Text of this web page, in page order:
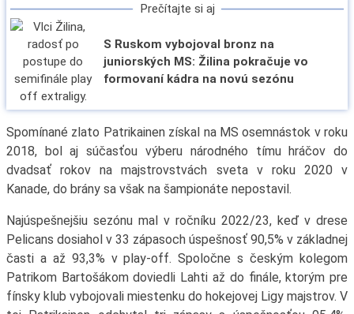
Prečítajte si aj
S Ruskom vybojoval bronz na
juniorských MS: Žilina pokračuje vo
formovaní kádra na novú sezónu
Spomínané zlato Patrikainen získal na MS osemnástok v roku
2018, bol aj súčasťou výberu národného tímu hráčov do
dvadsať rokov na majstrovstvách sveta v roku 2020 v
Kanade, do brány sa však na šampionáte nepostavil.
Najúspešnejšiu sezónu mal v ročníku 2022/23, keď v drese
Pelicans dosiahol v 33 zápasoch úspešnosť 90,5% v základnej
časti a až 93,3% v play-off. Spoločne s českým kolegom
Patrikom Bartošákom doviedli Lahti až do finále, ktorým pre
fínsky klub vybojovali miestenku do hokejovej Ligy majstrov. V